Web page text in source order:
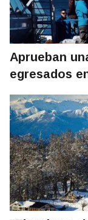
Aprueban
egresados